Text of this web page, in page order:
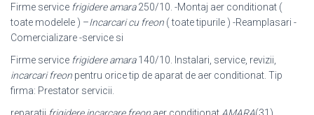
Firme service frigidere amara250/10. -Montaj aer conditionat (
toate modelele ) –Incarcari cu freon ( toate tipurile ) -Reamplasari -
Comercializare -service si
Firme service frigidere amara140/10. Instalari, service, revizii,
incarcari freon pentru orice tip de aparat de aer conditionat. Tip
firma: Prestator servicii.